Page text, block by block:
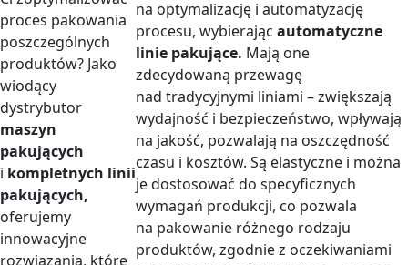
proces pakowania
poszczególnych
produktów? Jako
wiodący
dystrybutor
maszyn
pakujących
i kompletnych linii
pakujących,
oferujemy
innowacyjne
rozwiązania, które
na optymalizację i automatyzację
procesu, wybierającautomatyczne
linie pakujące. Mają one
zdecydowaną przewagę
nad tradycyjnymi liniami – zwiększają
wydajność i bezpieczeństwo, wpływają
na jakość, pozwalają na oszczędność
czasu i kosztów. Są elastyczne i można
je dostosować do specyficznych
wymagań produkcji, co pozwala
na pakowanie różnego rodzaju
produktów, zgodnie z oczekiwaniami